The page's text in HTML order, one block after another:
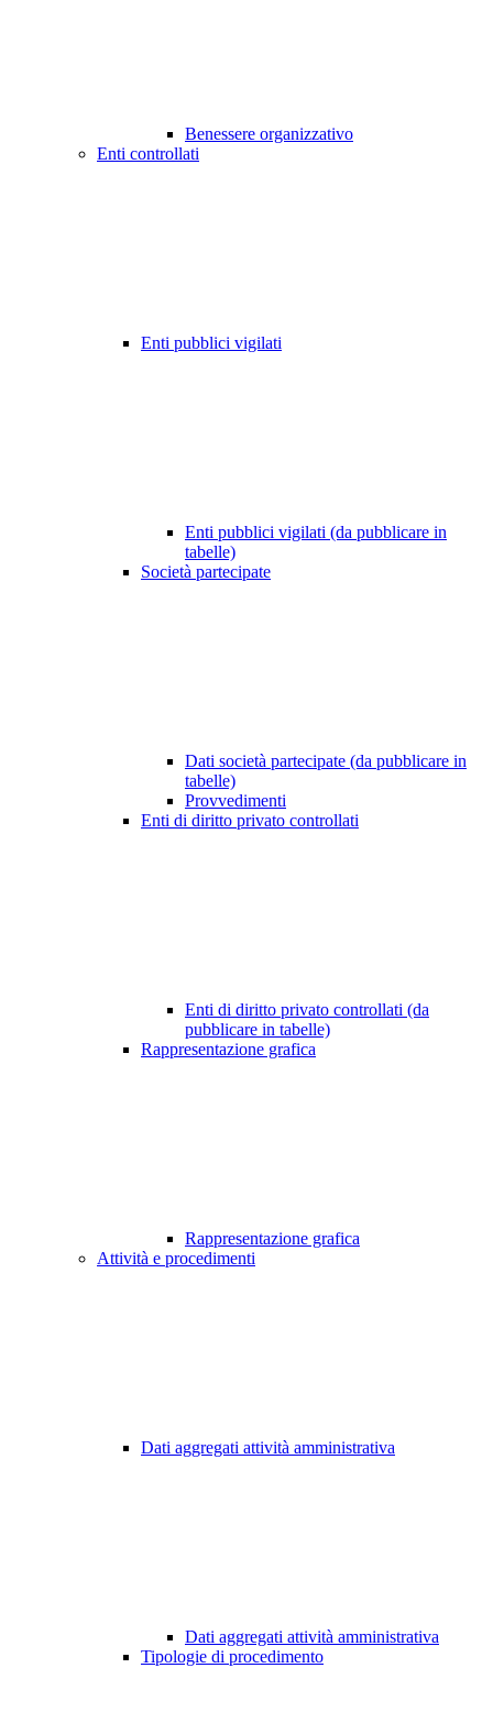
Benessere organizzativo
Enti controllati
Enti pubblici vigilati
Enti pubblici vigilati (da pubblicare in
tabelle)
Società partecipate
Dati società partecipate (da pubblicare in
tabelle)
Provvedimenti
Enti di diritto privato controllati
Enti di diritto privato controllati (da
pubblicare in tabelle)
Rappresentazione grafica
Rappresentazione grafica
Attività e procedimenti
Dati aggregati attività amministrativa
Dati aggregati attività amministrativa
Tipologie di procedimento